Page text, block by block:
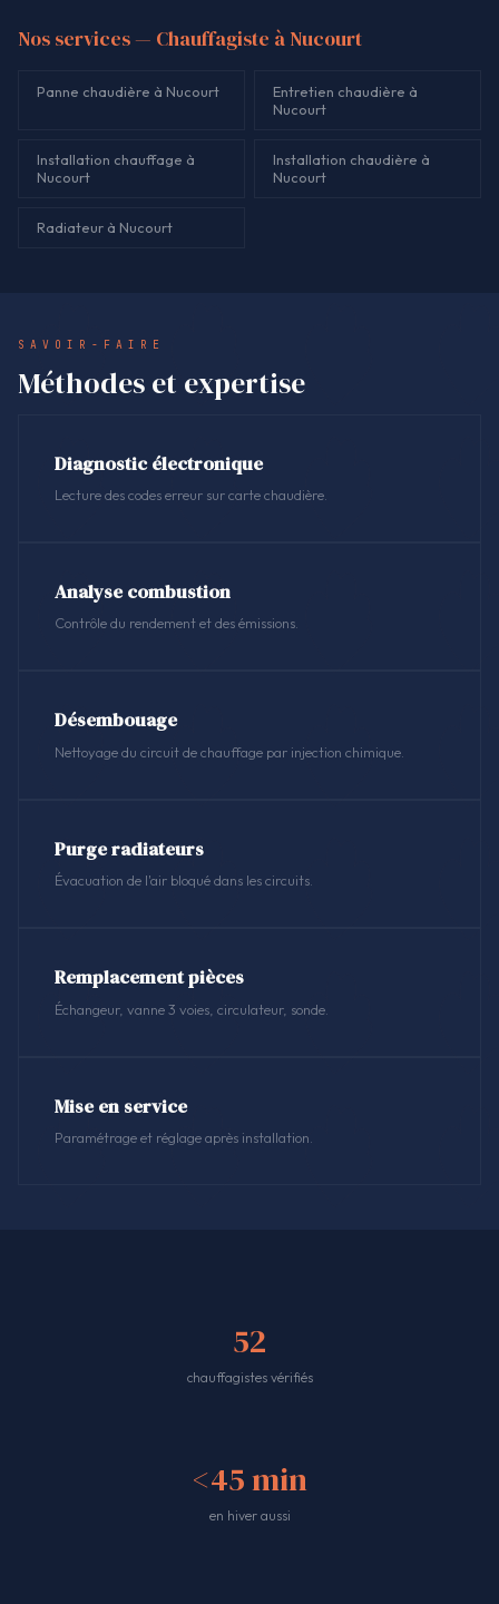
Nos services — Chauffagiste à Nucourt
Panne chaudière à Nucourt
Entretien chaudière à
Nucourt
Installation chauffage à
Nucourt
Installation chaudière à
Nucourt
Radiateur à Nucourt
SAVOIR-FAIRE
Méthodes et expertise
Diagnostic électronique
Lecture des codes erreur sur carte chaudière.
Analyse combustion
Contrôle du rendement et des émissions.
Désembouage
Nettoyage du circuit de chauffage par injection chimique.
Purge radiateurs
Évacuation de l'air bloqué dans les circuits.
Remplacement pièces
Échangeur, vanne 3 voies, circulateur, sonde.
Mise en service
Paramétrage et réglage après installation.
52
chauffagistes vérifiés
<45 min
en hiver aussi